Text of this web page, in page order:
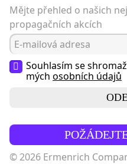
Mějte přehled o našich
propagačních akcích
Souhlasím se
mých osobních údajů
© 2026 Ermenrich